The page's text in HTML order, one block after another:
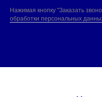
Нажимая кнопку "Заказать
обработки персональных